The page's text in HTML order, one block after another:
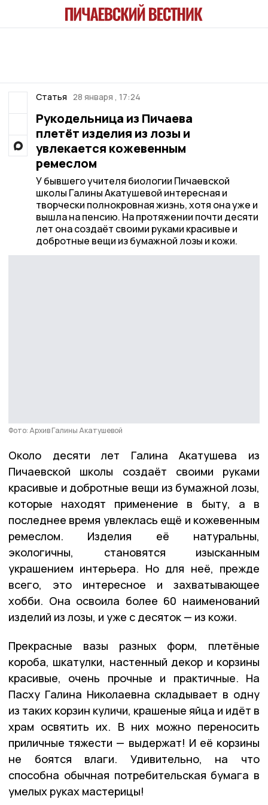
Статья 28 января , 17:24
Рукодельница из Пичаева
плетёт изделия из лозы и
увлекается кожевенным
ремеслом
У бывшего учителя биологии Пичаевской
школы Галины Акатушевой интересная и
творчески полнокровная жизнь, хотя она уже и
вышла на пенсию. На протяжении почти десяти
лет она создаёт своими руками красивые и
добротные вещи из бумажной лозы и кожи.
Фото: Архив Галины Акатушевой
Около десяти лет Галина Акатушева из
Пичаевской школы создаёт своими руками
красивые и добротные вещи из бумажной лозы,
которые находят применение в быту, а в
последнее время увлеклась ещё и кожевенным
ремеслом. Изделия её натуральны,
экологичны, становятся изысканным
украшением интерьера. Но для неё, прежде
всего, это интересное и захватывающее
хобби. Она освоила более 60 наименований
изделий из лозы, и уже с десяток — из кожи.
Прекрасные вазы разных форм, плетёные
короба, шкатулки, настенный декор и корзины
красивые, очень прочные и практичные. На
Пасху Галина Николаевна складывает в одну
из таких корзин куличи, крашеные яйца и идёт в
храм освятить их. В них можно переносить
приличные тяжести — выдержат! И её корзины
не боятся влаги. Удивительно, на что
способна обычная потребительская бумага в
умелых руках мастерицы!